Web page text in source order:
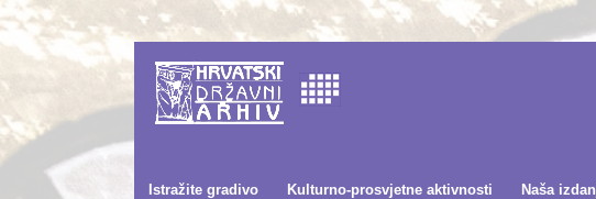
Istražite gradivo Kulturno-prosvjetne aktivnosti Naša